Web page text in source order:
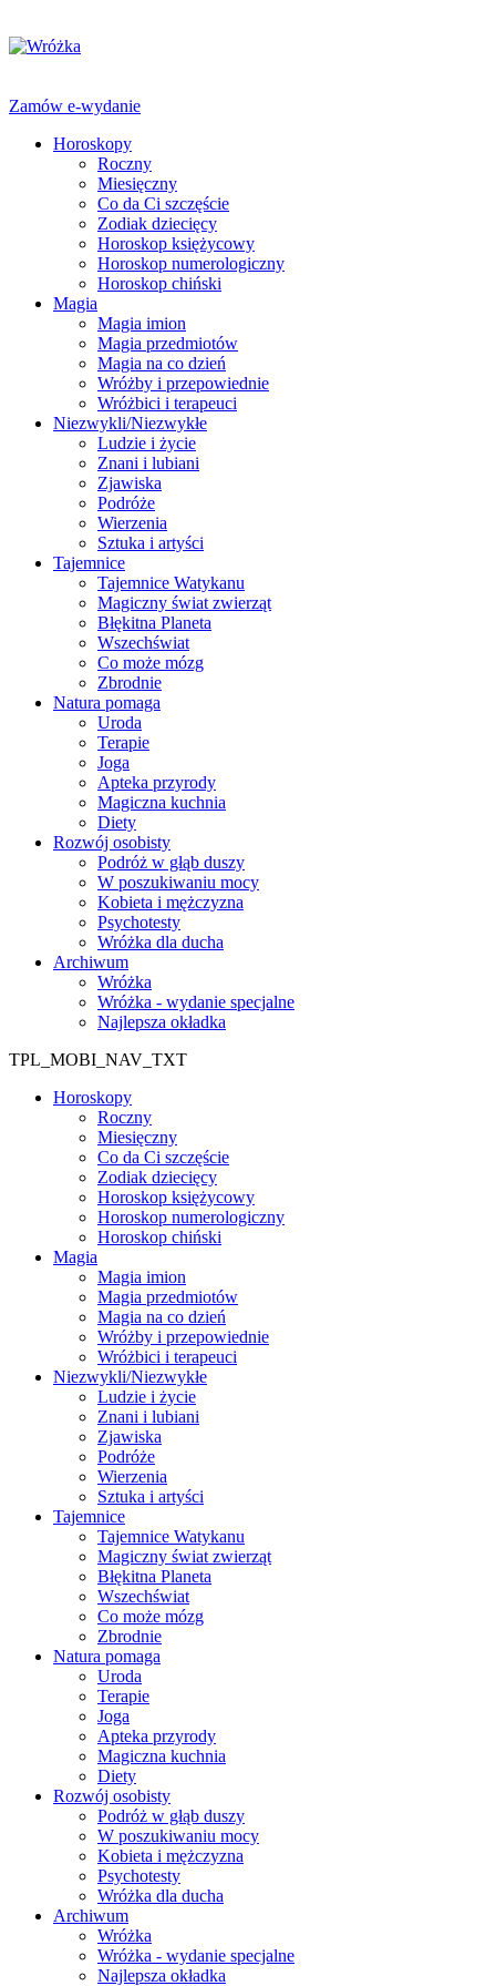
Zamów e-wydanie
Horoskopy
Roczny
Miesięczny
Co da Ci szczęście
Zodiak dziecięcy
Horoskop księżycowy
Horoskop numerologiczny
Horoskop chiński
Magia
Magia imion
Magia przedmiotów
Magia na co dzień
Wróżby i przepowiednie
Wróżbici i terapeuci
Niezwykli/Niezwykłe
Ludzie i życie
Znani i lubiani
Zjawiska
Podróże
Wierzenia
Sztuka i artyści
Tajemnice
Tajemnice Watykanu
Magiczny świat zwierząt
Błękitna Planeta
Wszechświat
Co może mózg
Zbrodnie
Natura pomaga
Uroda
Terapie
Joga
Apteka przyrody
Magiczna kuchnia
Diety
Rozwój osobisty
Podróż w głąb duszy
W poszukiwaniu mocy
Kobieta i mężczyzna
Psychotesty
Wróżka dla ducha
Archiwum
Wróżka
Wróżka - wydanie specjalne
Najlepsza okładka
TPL_MOBI_NAV_TXT
Horoskopy
Roczny
Miesięczny
Co da Ci szczęście
Zodiak dziecięcy
Horoskop księżycowy
Horoskop numerologiczny
Horoskop chiński
Magia
Magia imion
Magia przedmiotów
Magia na co dzień
Wróżby i przepowiednie
Wróżbici i terapeuci
Niezwykli/Niezwykłe
Ludzie i życie
Znani i lubiani
Zjawiska
Podróże
Wierzenia
Sztuka i artyści
Tajemnice
Tajemnice Watykanu
Magiczny świat zwierząt
Błękitna Planeta
Wszechświat
Co może mózg
Zbrodnie
Natura pomaga
Uroda
Terapie
Joga
Apteka przyrody
Magiczna kuchnia
Diety
Rozwój osobisty
Podróż w głąb duszy
W poszukiwaniu mocy
Kobieta i mężczyzna
Psychotesty
Wróżka dla ducha
Archiwum
Wróżka
Wróżka - wydanie specjalne
Najlepsza okładka